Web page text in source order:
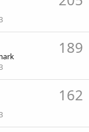
189
162